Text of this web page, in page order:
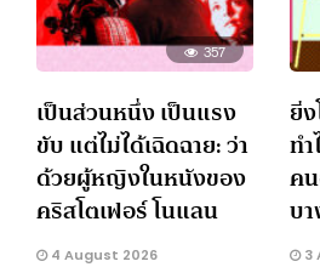
357
เป็นส่วนหนึ่ง เป็นแรง
ขับ แต่ไม่ได้เฉิดฉาย: ว่า
ด้วยผู้หญิงในหนังของ
คริสโตเฟอร์ โนแลน
4 August 2026
ยิ่
ท
ค
บ
3